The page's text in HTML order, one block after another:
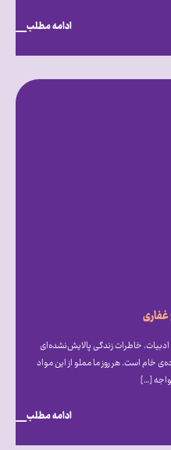
ادامه مطلب
خاطرات زندگی پالایش‌نشده‌ای
است. هر روز ما مملو از این مواد
[…]
ادامه مطلب